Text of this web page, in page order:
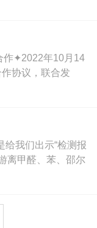
作✦2022年10月14
协议，联合发
我们出示“检测报
离甲醛、苯、邵尔